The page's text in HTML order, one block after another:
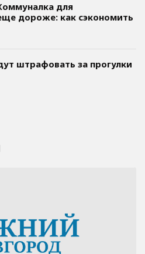
для
дороже: как сэкономить
штрафовать за прогулки